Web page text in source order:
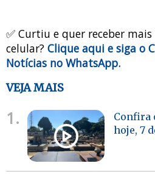
✅ Curtiu e quer receber
celular? Clique aqui e siga o
Notícias no WhatsApp.
VEJA MAIS
1.
Confira
hoje, 7